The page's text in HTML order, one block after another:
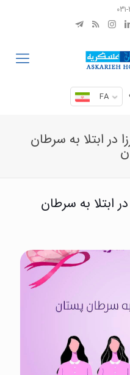
FA
ابتلا به سرطان
ابتلا به سرطان